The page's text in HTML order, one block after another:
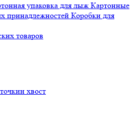
упаковка для лыж Картонные
принадлежностей Коробки для
товаров
хвост